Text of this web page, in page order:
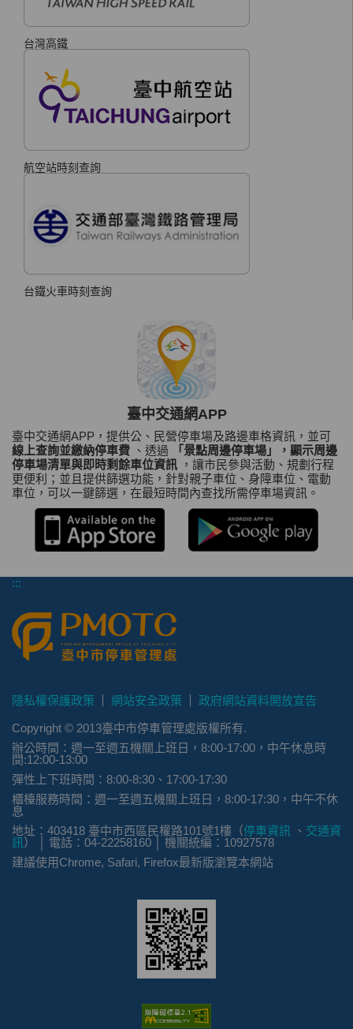
台灣高鐵
航空站時刻查詢
台鐵火車時刻查詢
臺中交通網APP
臺中交通網APP，提供公、民營停車場及路邊車格資訊，並可
線上查詢並繳納停車費 、透過
「景點周邊停車場」，顯示周邊
停車場清單與即時剩餘車位資訊 ，讓市民參與活動、規劃行程
更便利；並且提供篩選功能，針對親子車位、身障車位、電動
車位，可以一鍵篩選，在最短時間內查找所需停車場資訊。
:::
隱私權保護政策 網站安全政策 政府網站資料開放宣告
Copyright © 2013臺中市停車管理處版權所有.
辦公時間：週一至週五機關上班日，8:00-17:00，中午休息時
間:12:00-13:00
彈性上下班時間：8:00-8:30、17:00-17:30
櫃檯服務時間：週一至週五機關上班日，8:00-17:30，中午不休
息
地址：403418 臺中市西區民權路101號1樓（停車資訊 、 交通資
訊 ） │ 電話：04-22258160 │ 機關統編：10927578
建議使用Chrome, Safari, Firefox最新版瀏覽本網站